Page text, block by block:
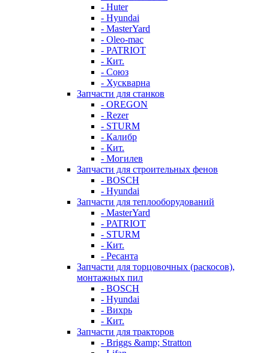
- Huter
- Hyundai
- MasterYard
- Oleo-mac
- PATRIOT
- Кит.
- Союз
- Хускварна
Запчасти для станков
- OREGON
- Rezer
- STURM
- Калибр
- Кит.
- Могилев
Запчасти для строительных фенов
- BOSCH
- Hyundai
Запчасти для теплооборудований
- MasterYard
- PATRIOT
- STURM
- Кит.
- Ресанта
Запчасти для торцовочных (раскосов),
монтажных пил
- BOSCH
- Hyundai
- Вихрь
- Кит.
Запчасти для тракторов
- Briggs &amp; Stratton